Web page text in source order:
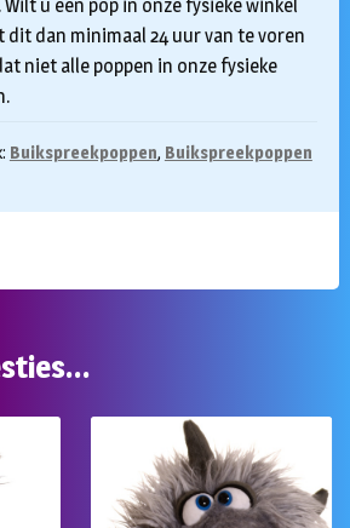
u een pop in onze fysieke winkel
dit dan minimaal 24 uur van te voren
niet alle poppen in onze fysieke
Buikspreekpoppen, Buikspreekpoppen